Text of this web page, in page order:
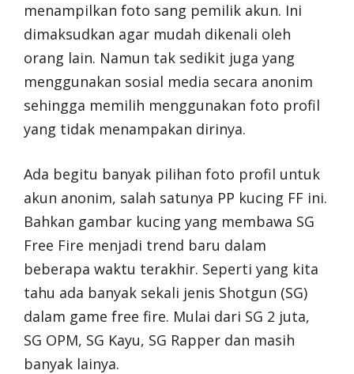
menampilkan foto sang pemilik akun. Ini
dimaksudkan agar mudah dikenali oleh
orang lain. Namun tak sedikit juga yang
menggunakan sosial media secara anonim
sehingga memilih menggunakan foto profil
yang tidak menampakan dirinya.
Ada begitu banyak pilihan foto profil untuk
akun anonim, salah satunya PP kucing FF ini.
Bahkan gambar kucing yang membawa SG
Free Fire menjadi trend baru dalam
beberapa waktu terakhir. Seperti yang kita
tahu ada banyak sekali jenis Shotgun (SG)
dalam game free fire. Mulai dari SG 2 juta,
SG OPM, SG Kayu, SG Rapper dan masih
banyak lainya.